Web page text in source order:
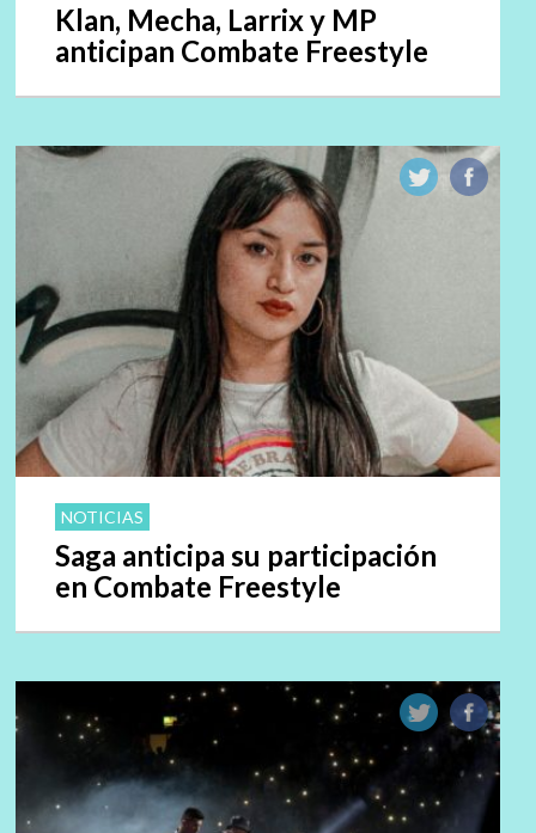
Klan, Mecha, Larrix y MP
anticipan Combate Freestyle
NOTICIAS
Saga anticipa su participación
en Combate Freestyle